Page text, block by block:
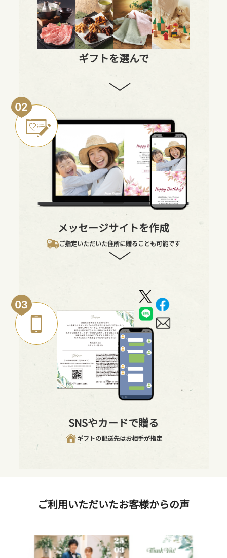
ギフトを選んで
メッセージサイトを作成
ご指定いただいた住所に贈ることも可能です
SNSやカードで贈る
ギフトの配送先はお相手が指定
ご利用いただいたお客様からの声